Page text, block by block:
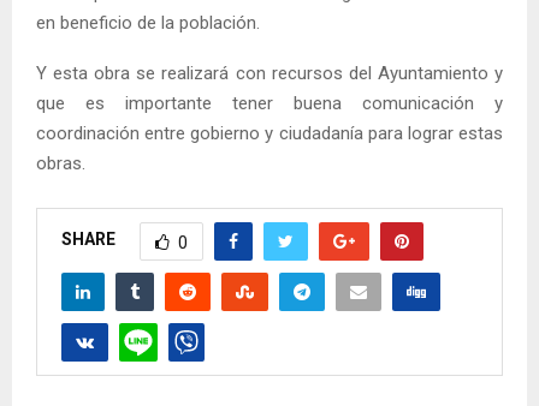
en beneficio de la población.
Y esta obra se realizará con recursos del Ayuntamiento y
que es importante tener buena comunicación y
coordinación entre gobierno y ciudadanía para lograr estas
obras.
SHARE 0